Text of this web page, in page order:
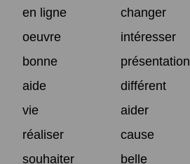
en ligne
changer
oeuvre
intéresser
bonne
présentation
aide
différent
vie
aider
réaliser
cause
souhaiter
belle